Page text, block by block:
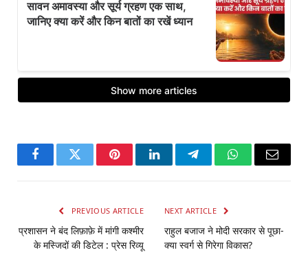
FacebookTwitter PinterestLinkedInTelegramWhatsApp
Email
PREVIOUS ARTICLE
प्रशासन ने बंद लिफ़ाफ़े में मांगी कश्मीर
के मस्जिदों की डिटेल : प्रेस रिव्यू
NEXT ARTICLE
राहुल बजाज ने मोदी सरकार से पूछा-
क्‍या स्वर्ग से गिरेगा विकास?